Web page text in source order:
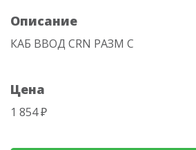
Описание
КАБ ВВОД CRN РАЗМ C
Цена
1 854 ₽